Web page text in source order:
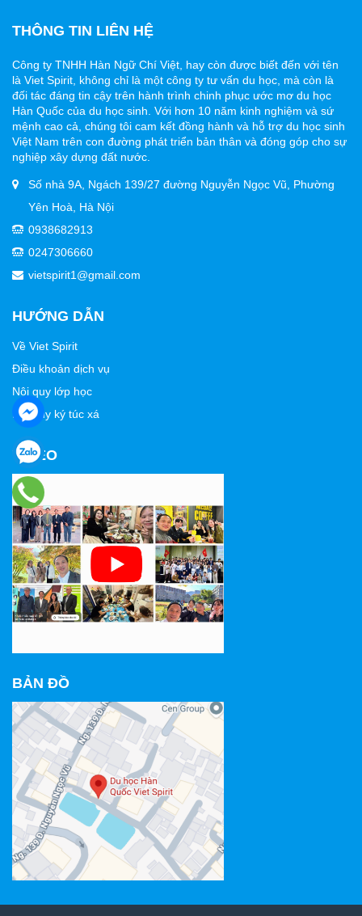
THÔNG TIN LIÊN HỆ
Công ty TNHH Hàn Ngữ Chí Việt, hay còn được biết đến với tên
là Viet Spirit, không chỉ là một công ty tư vấn du học, mà còn là
đối tác đáng tin cậy trên hành trình chinh phục ước mơ du học
Hàn Quốc của du học sinh. Với hơn 10 năm kinh nghiệm và sứ
mệnh cao cả, chúng tôi cam kết đồng hành và hỗ trợ du học sinh
Việt Nam trên con đường phát triển bản thân và đóng góp cho sự
nghiệp xây dựng đất nước.
Số nhà 9A, Ngách 139/27 đường Nguyễn Ngọc Vũ, Phường
Yên Hoà, Hà Nội
0938682913
0247306660
vietspirit1@gmail.com
HƯỚNG DẪN
Về Viet Spirit
Điều khoản dịch vụ
Nội quy lớp học
Nội quy ký túc xá
VIDEO
BẢN ĐỒ